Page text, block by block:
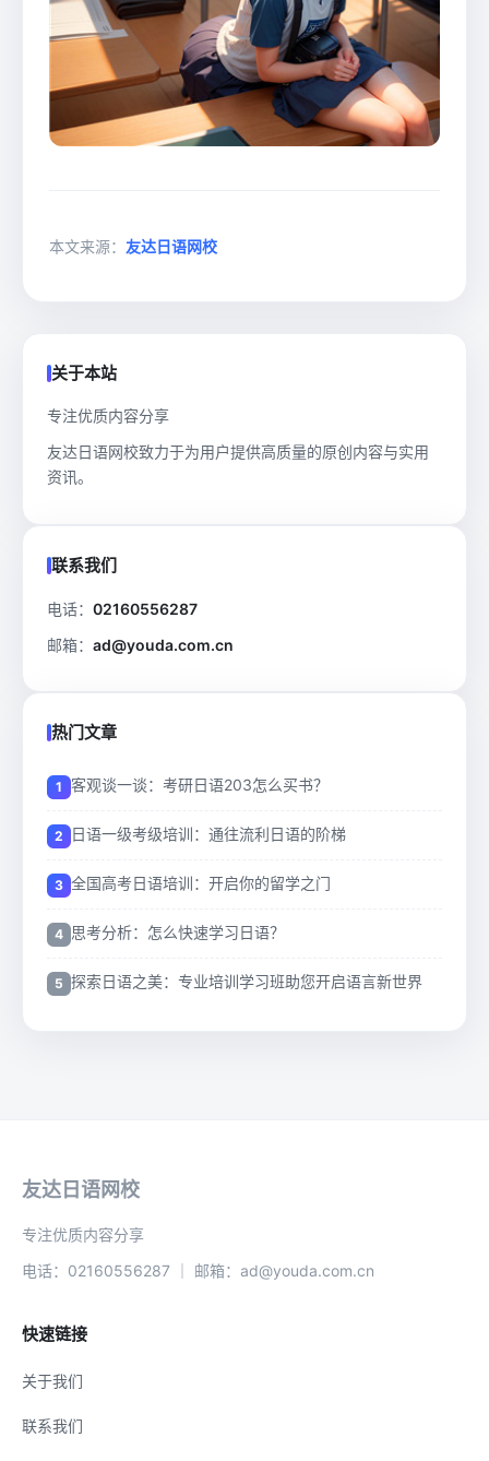
本文来源： 友达日语网校
关于本站
专注优质内容分享
友达日语网校致力于为用户提供高质量的原创内容与实用
资讯。
联系我们
电话： 02160556287
邮箱： ad@youda.com.cn
热门文章
客观谈一谈：考研日语203怎么买书？
日语一级考级培训：通往流利日语的阶梯
全国高考日语培训：开启你的留学之门
思考分析：怎么快速学习日语？
探索日语之美：专业培训学习班助您开启语言新世界
友达日语网校
专注优质内容分享
电话：02160556287 ｜ 邮箱：ad@youda.com.cn
快速链接
关于我们
联系我们